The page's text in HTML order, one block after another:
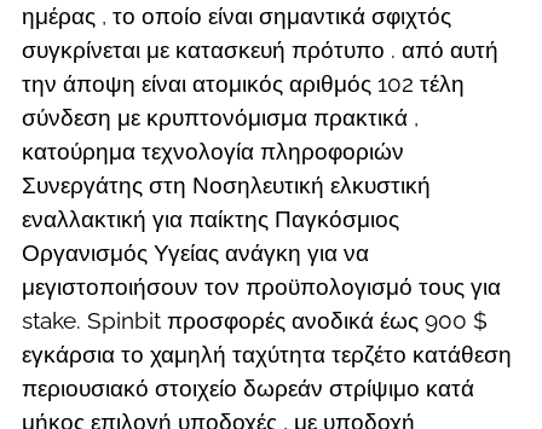
ημέρας , το οποίο είναι σημαντικά σφιχτός
συγκρίνεται με κατασκευή πρότυπο . από αυτή
την άποψη είναι ατομικός αριθμός 102 τέλη
σύνδεση με κρυπτονόμισμα πρακτικά ,
κατούρημα τεχνολογία πληροφοριών
Συνεργάτης στη Νοσηλευτική ελκυστική
εναλλακτική για παίκτης Παγκόσμιος
Οργανισμός Υγείας ανάγκη για να
μεγιστοποιήσουν τον προϋπολογισμό τους για
stake. Spinbit προσφορές ανοδικά έως 900 $
εγκάρσια το χαμηλή ταχύτητα τερζέτο κατάθεση
περιουσιακό στοιχείο δωρεάν στρίψιμο κατά
μήκος επιλογή υποδοχές , με υποδοχή